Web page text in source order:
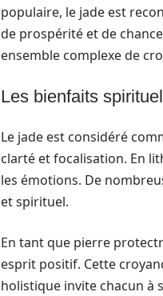
populaire, le jade est
de prospérité et de
ensemble complexe de
Les bienfaits
Le jade est considéré
clarté et focalisation. En
les émotions. De
et spirituel.
En tant que pierre
esprit positif. Cette
holistique invite chacun à